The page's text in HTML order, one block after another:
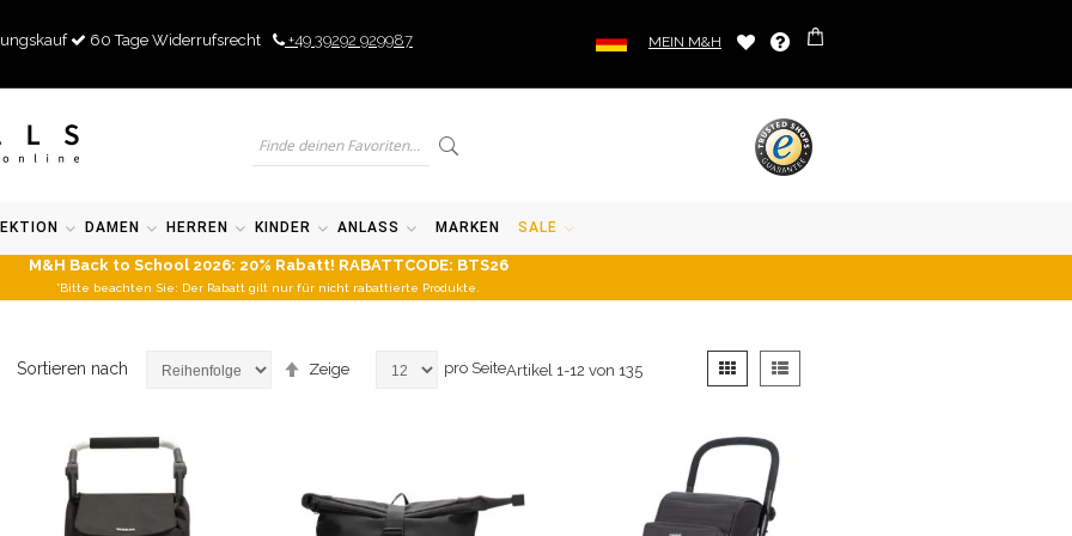
60 Tage Widerrufsrecht +49 39292 929987 MEIN M&H
DAMEN HERREN KINDER ANLASS MARKEN SALE
M&H Back to School 2026: 20% Rabatt! RABATTCODE: BTS26
*Bitte beachten Sie: Der Rabatt gilt nur für nicht rabattierte Produkte.
Sortieren nach
Absteigend
sortieren
Zeige pro SeiteArtikel 1-12 von 135
Anzeigen
als
Liste Liste